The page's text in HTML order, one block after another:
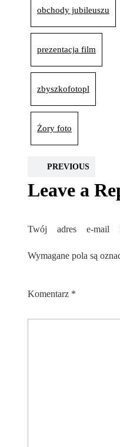
obchody jubileuszu
prezentacja film
zbyszkofotopl
Żory foto
PREVIOUS
Leave a
Twój adres e-mail
Wymagane pola są
Komentarz *